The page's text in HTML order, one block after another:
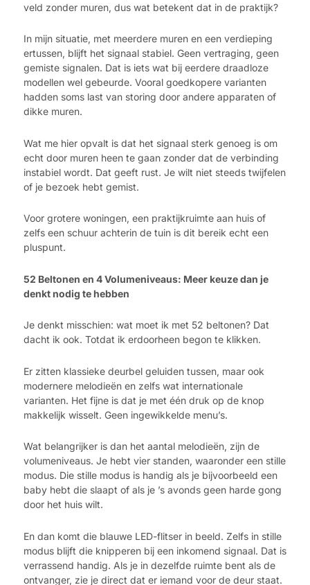
veld zonder muren, dus wat betekent dat in de praktijk?
In mijn situatie, met meerdere muren en een verdieping
ertussen, blijft het signaal stabiel. Geen vertraging, geen
gemiste signalen. Dat is iets wat bij eerdere draadloze
modellen wel gebeurde. Vooral goedkopere varianten
hadden soms last van storing door andere apparaten of
dikke muren.
Wat me hier opvalt is dat het signaal sterk genoeg is om
echt door muren heen te gaan zonder dat de verbinding
instabiel wordt. Dat geeft rust. Je wilt niet steeds twijfelen
of je bezoek hebt gemist.
Voor grotere woningen, een praktijkruimte aan huis of
zelfs een schuur achterin de tuin is dit bereik echt een
pluspunt.
52 Beltonen en 4 Volumeniveaus: Meer keuze dan je
denkt nodig te hebben
Je denkt misschien: wat moet ik met 52 beltonen? Dat
dacht ik ook. Totdat ik erdoorheen begon te klikken.
Er zitten klassieke deurbel geluiden tussen, maar ook
modernere melodieën en zelfs wat internationale
varianten. Het fijne is dat je met één druk op de knop
makkelijk wisselt. Geen ingewikkelde menu’s.
Wat belangrijker is dan het aantal melodieën, zijn de
volumeniveaus. Je hebt vier standen, waaronder een stille
modus. Die stille modus is handig als je bijvoorbeeld een
baby hebt die slaapt of als je ’s avonds geen harde gong
door het huis wilt.
En dan komt die blauwe LED-flitser in beeld. Zelfs in stille
modus blijft die knipperen bij een inkomend signaal. Dat is
verrassend handig. Als je in dezelfde ruimte bent als de
ontvanger, zie je direct dat er iemand voor de deur staat.